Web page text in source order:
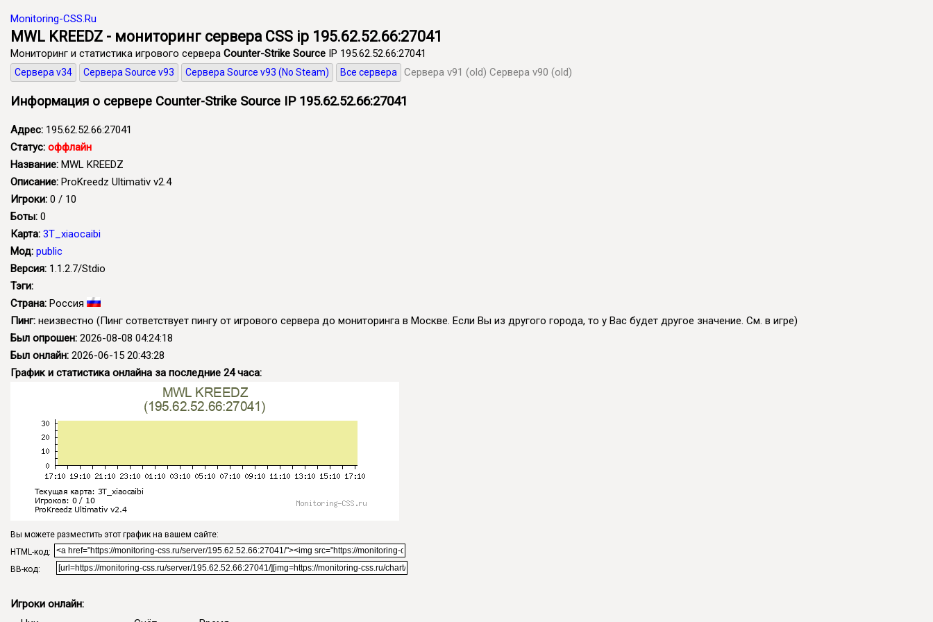
Monitoring-CSS.Ru
MWL KREEDZ - мониторинг сервера CSS ip 195.62.52.66:27041
Мониторинг и статистика игрового сервера Counter-Strike Source IP 195.62.52.66:27041
Сервера v34 Сервера Source v93 Сервера Source v93 (No Steam) Все сервера Сервера v91 (old) Сервера v90 (old)
Информация о сервере Counter-Strike Source IP 195.62.52.66:27041
Адрес: 195.62.52.66:27041
Статус: оффлайн
Название: MWL KREEDZ
Описание: ProKreedz Ultimativ v2.4
Игроки: 0 / 10
Боты: 0
Карта: 3T_xiaocaibi
Мод: public
Версия: 1.1.2.7/Stdio
Тэги:
Страна: Россия
Пинг: неизвестно (Пинг сответствует пингу от игрового сервера до мониторинга в Москве. Если Вы из другого города, то у Вас будет другое значение. См. в игре)
Был опрошен: 2026-08-08 04:24:18
Был онлайн: 2026-06-15 20:43:28
График и статистика онлайна за последние 24 часа:
Вы можете разместить этот график на вашем сайте:
HTML-код:
BB-код:
Игроки онлайн: